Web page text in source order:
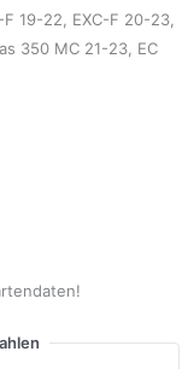
19-22, EXC-F 20-23,
350 MC 21-23, EC